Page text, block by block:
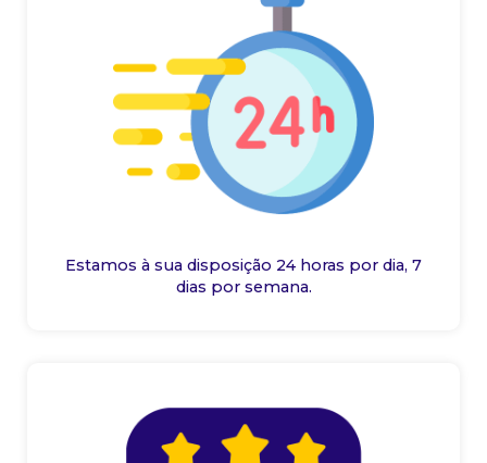
Estamos à sua disposição 24 horas por dia, 7
dias por semana.